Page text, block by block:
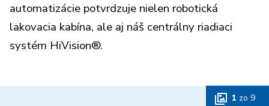
automatizácie potvrdzuje nielen robotická
lakovacia kabína, ale aj náš centrálny riadiaci
systém HiVision®.
1 zo 9